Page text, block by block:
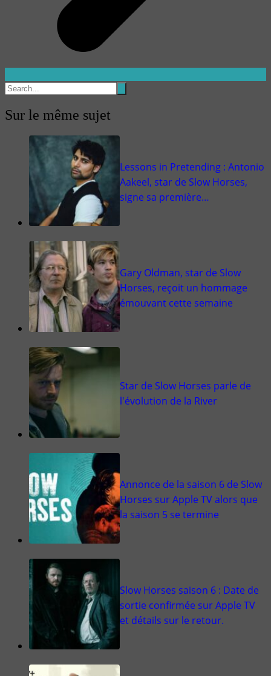
Sur le même sujet
Lessons in Pretending : Antonio
Aakeel, star de Slow Horses,
signe sa première…
Gary Oldman, star de Slow
Horses, reçoit un hommage
émouvant cette semaine
Star de Slow Horses parle de
l'évolution de la River
Annonce de la saison 6 de Slow
Horses sur Apple TV alors que
la saison 5 se termine
Slow Horses saison 6 : Date de
sortie confirmée sur Apple TV
et détails sur le retour.